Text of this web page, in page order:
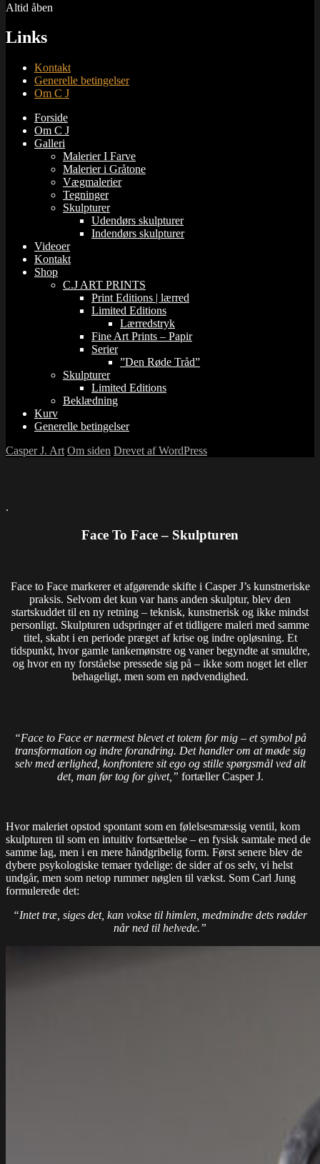
Altid åben
Links
Kontakt
Generelle betingelser
Om C J
Forside
Om C J
Galleri
Malerier I Farve
Malerier i Gråtone
Vægmalerier
Tegninger
Skulpturer
Udendørs skulpturer
Indendørs skulpturer
Videoer
Kontakt
Shop
C.J ART PRINTS
Print Editions | lærred
Limited Editions
Lærredstryk
Fine Art Prints – Papir
Serier
”Den Røde Tråd”
Skulpturer
Limited Editions
Beklædning
Kurv
Generelle betingelser
Casper J. Art Om siden Drevet af WordPress
.
Face To Face – Skulpturen
Face to Face markerer et afgørende skifte i Casper J’s kunstneriske
praksis. Selvom det kun var hans anden skulptur, blev den
startskuddet til en ny retning – teknisk, kunstnerisk og ikke mindst
personligt. Skulpturen udspringer af et tidligere maleri med samme
titel, skabt i en periode præget af krise og indre opløsning. Et
tidspunkt, hvor gamle tankemønstre og vaner begyndte at smuldre,
og hvor en ny forståelse pressede sig på – ikke som noget let eller
behageligt, men som en nødvendighed.
“Face to Face er nærmest blevet et totem for mig – et symbol på
transformation og indre forandring. Det handler om at møde sig
selv med ærlighed, konfrontere sit ego og stille spørgsmål ved alt
det, man før tog for givet,” fortæller Casper J.
Hvor maleriet opstod spontant som en følelsesmæssig ventil, kom
skulpturen til som en intuitiv fortsættelse – en fysisk samtale med de
samme lag, men i en mere håndgribelig form. Først senere blev de
dybere psykologiske temaer tydelige: de sider af os selv, vi helst
undgår, men som netop rummer nøglen til vækst. Som Carl Jung
formulerede det:
“Intet træ, siges det, kan vokse til himlen, medmindre dets rødder
når ned til helvede.”